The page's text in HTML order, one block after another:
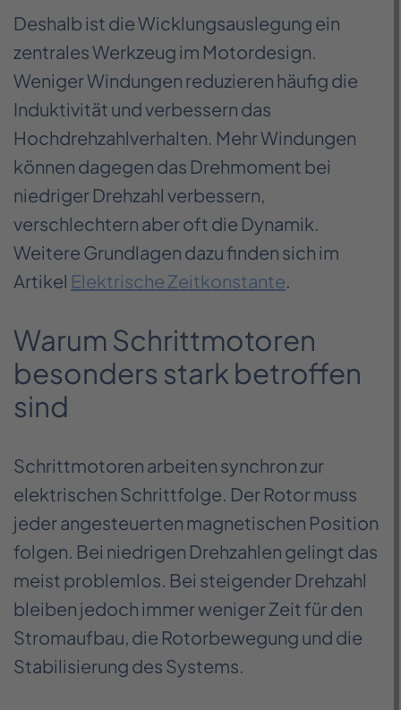
Deshalb ist die Wicklungsauslegung ein
zentrales Werkzeug im Motordesign.
Weniger Windungen reduzieren häufig die
Induktivität und verbessern das
Hochdrehzahlverhalten. Mehr Windungen
können dagegen das Drehmoment bei
niedriger Drehzahl verbessern,
verschlechtern aber oft die Dynamik.
Weitere Grundlagen dazu finden sich im
Artikel Elektrische Zeitkonstante
Warum Schrittmotoren
besonders stark betroffen
sind
Schrittmotoren arbeiten synchron zur
elektrischen Schrittfolge. Der Rotor muss
jeder angesteuerten magnetischen Position
folgen. Bei niedrigen Drehzahlen gelingt das
meist problemlos. Bei steigender Drehzahl
bleiben jedoch immer weniger Zeit für den
Stromaufbau, die Rotorbewegung und die
Stabilisierung des Systems.